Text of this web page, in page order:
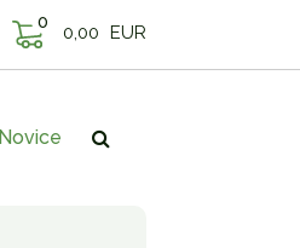
0 0,00 EUR
Novice